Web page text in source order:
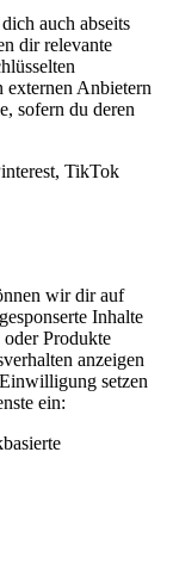
auch abseits
dir relevante
externen Anbietern
sofern du deren
TikTok
wir dir auf
Inhalte
oder Produkte
anzeigen
setzen
ein: